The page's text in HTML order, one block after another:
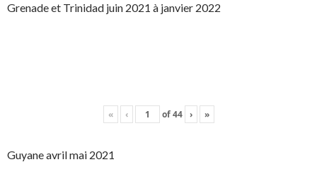
Grenade et Trinidad juin 2021 à janvier 2022
« ‹ of44 › »
Guyane avril mai 2021